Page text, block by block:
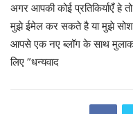
अगर आपकी कोई प्रतिकिर्याएँ हे
मुझे ईमेल कर सकते है या मुझे
आपसे एक नए ब्लॉग के साथ
लिए ”धन्यवाद